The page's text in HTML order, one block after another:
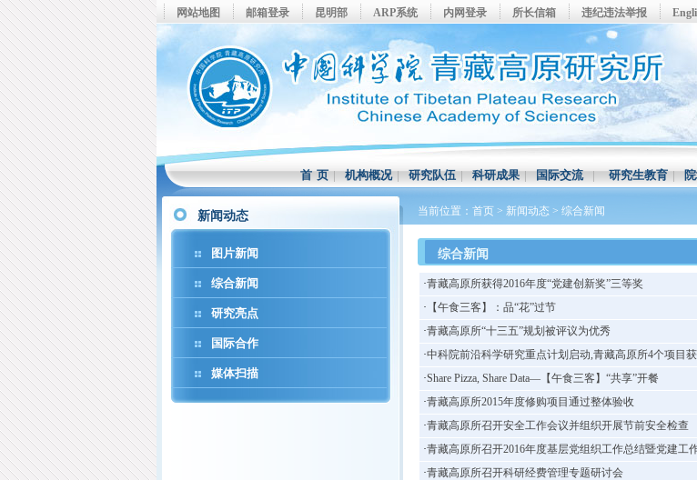
网站地图 邮箱登录 昆明部 ARP系统 内网登录 所长信箱 违纪违法举报
首 页|机构概况|研究队伍|科研成果|国际交流|研究生教育|
新闻动态
图片新闻
综合新闻
研究亮点
国际合作
媒体扫描
当前位置： 首页 > 新闻动态 > 综合新闻
综合新闻
·青藏高原所获得2016年度“党建创新奖”三等奖
· 【午食三客】：品“花”过节
·青藏高原所“十三五”规划被评议为优秀
·中科院前沿科学研究重点计划启动,青藏高原所4个项目
·Share Pizza, Share Data—【午食三客】“共享”开餐
·青藏高原所2015年度修购项目通过整体验收
·青藏高原所召开安全工作会议并组织开展节前安全检查
·青藏高原所召开2016年度基层党组织工作总结暨党建工
·青藏高原所召开科研经费管理专题研讨会